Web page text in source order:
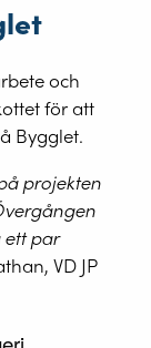
och
för att
Bygglet.
projekten
par
VD JP